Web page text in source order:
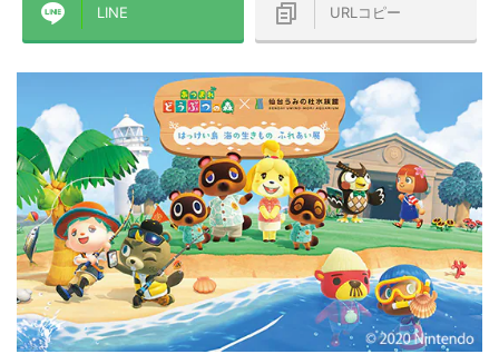
LINE URLコピー